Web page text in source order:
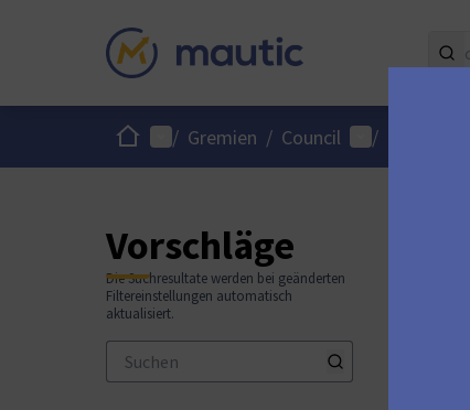
StartHauptmenü
/ Gremien / Council Benutzer-Menü
/
Vorschläge
Die Suchresultate werden bei geänderten
Filtereinstellungen automatisch
aktualisiert.